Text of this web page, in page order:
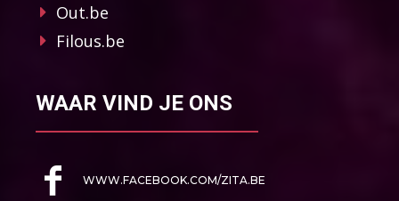
Out.be
Filous.be
WAAR VIND JE ONS
WWW.FACEBOOK.COM/ZITA.BE